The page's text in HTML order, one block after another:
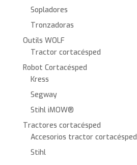
Sopladores
Tronzadoras
Outils WOLF
Tractor cortacésped
Robot Cortacésped
Kress
Segway
Stihl iMOW®
Tractores cortacésped
Accesorios tractor cortacésped
Stihl